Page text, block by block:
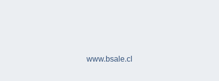
www.bsale.cl